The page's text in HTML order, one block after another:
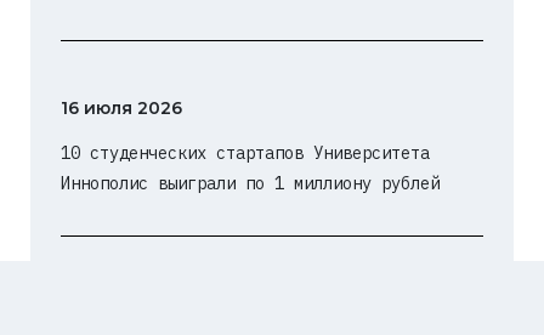
16 июля 2026
10 студенческих стартапов Университета
Иннополис выиграли по 1 миллиону рублей